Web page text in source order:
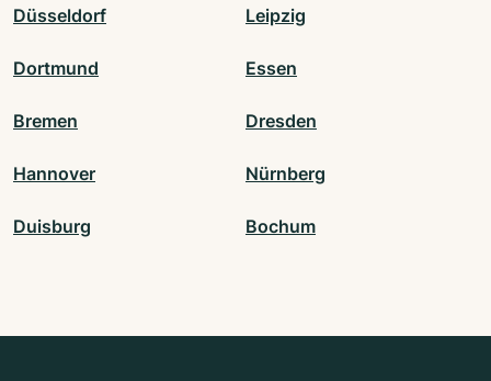
Düsseldorf Leipzig
Dortmund Essen
Bremen Dresden
Hannover Nürnberg
Duisburg Bochum